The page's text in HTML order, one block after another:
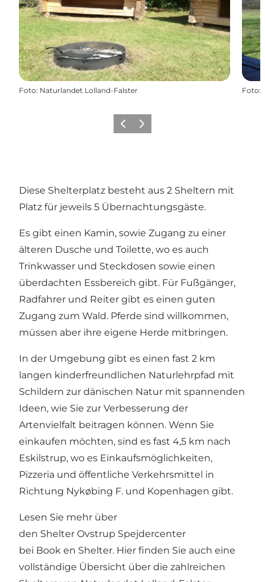
Foto: Naturlandet Lolland-Falster Foto:
ZurückWeiter
Diese Shelterplatz besteht aus 2 Sheltern mit
Platz für jeweils 5 Übernachtungsgäste.
Es gibt einen Kamin, sowie Zugang zu einer
älteren Dusche und Toilette, wo es auch
Trinkwasser und Steckdosen sowie einen
überdachten Essbereich gibt. Für Fußgänger,
Radfahrer und Reiter gibt es einen guten
Zugang zum Wald. Pferde sind willkommen,
müssen aber ihre eigene Herde mitbringen.
In der Umgebung gibt es einen fast 2 km
langen kinderfreundlichen Naturlehrpfad mit
Schildern zur dänischen Natur mit spannenden
Ideen, wie Sie zur Verbesserung der
Artenvielfalt beitragen können. Wenn Sie
einkaufen möchten, sind es fast 4,5 km nach
Eskilstrup, wo es Einkaufsmöglichkeiten,
Pizzeria und öffentliche Verkehrsmittel in
Richtung Nykøbing F. und Kopenhagen gibt.
Lesen Sie mehr über
den Shelter Ovstrup Spejdercenter
bei Book en Shelter. Hier finden Sie auch eine
vollständige Übersicht über die zahlreichen